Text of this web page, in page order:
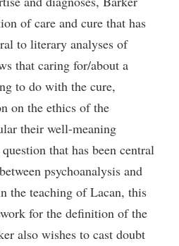
of care and cure that has
to literary analyses of
that caring for/about a
to do with the cure,
on the ethics of the
their well-meaning
that has been central
psychoanalysis and
the teaching of Lacan, this
for the definition of the
also wishes to cast doubt